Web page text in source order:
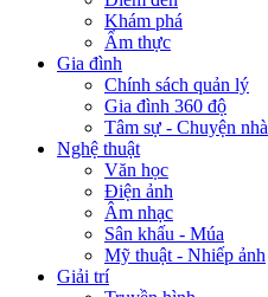
Khám phá
Ẩm thực
Gia đình
Chính sách quản lý
Gia đình 360 độ
Tâm sự - Chuyện nhà
Nghệ thuật
Văn học
Điện ảnh
Âm nhạc
Sân khấu - Múa
Mỹ thuật - Nhiếp ảnh
Giải trí